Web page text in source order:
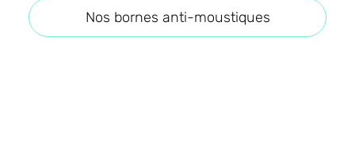
Nos bornes anti-moustiques